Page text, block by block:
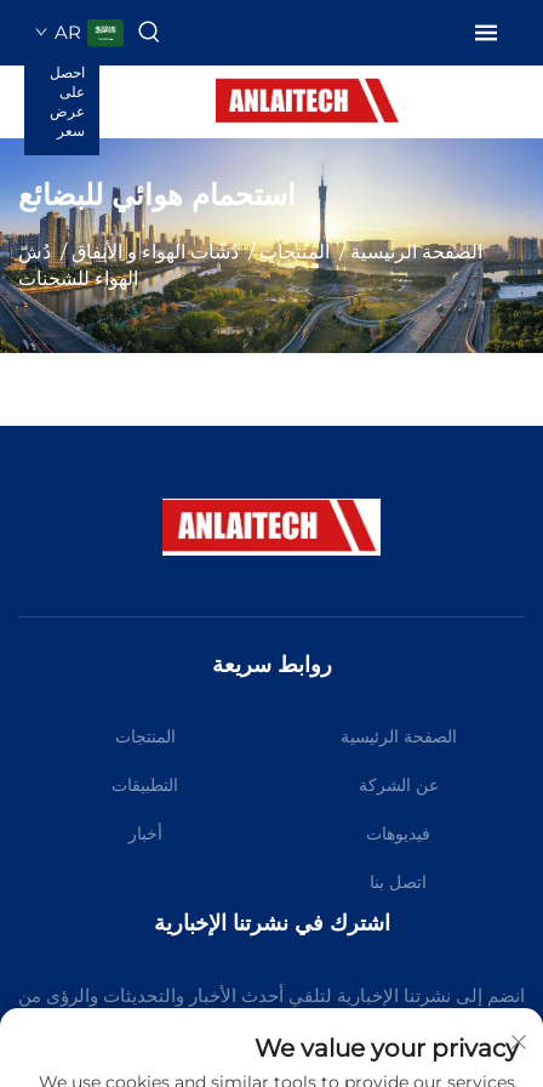
AR
احصل
على
عرض
سعر
استحمام هوائي للبضائع
الصفحة الرئيسية/المنتجات/دُشّات الهواء و الأنفاق/دُشّ
الهواء للشحنات
روابط سريعة
الصفحة الرئيسية المنتجات
عن الشركة التطبيقات
فيديوهات أخبار
اتصل بنا
اشترك في نشرتنا الإخبارية
انضم إلى نشرتنا الإخبارية لتلقي أحدث الأخبار والتحديثات والرؤى من
فريقنا.
We value your privacy
We use cookies and similar tools to provide our services.